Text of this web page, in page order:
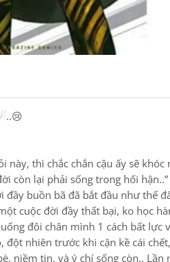
này, thì chắc chắn cậu ấy sẽ
còn lại phải sống trong hối hận..”
đầy buồn bã đã bắt đầu như thế
cuộc đời đầy thất bại, ko học
đôi chân mình 1 cách bất
nhiên trước khi cận kề cái
niềm tin, và ý chí sống còn..